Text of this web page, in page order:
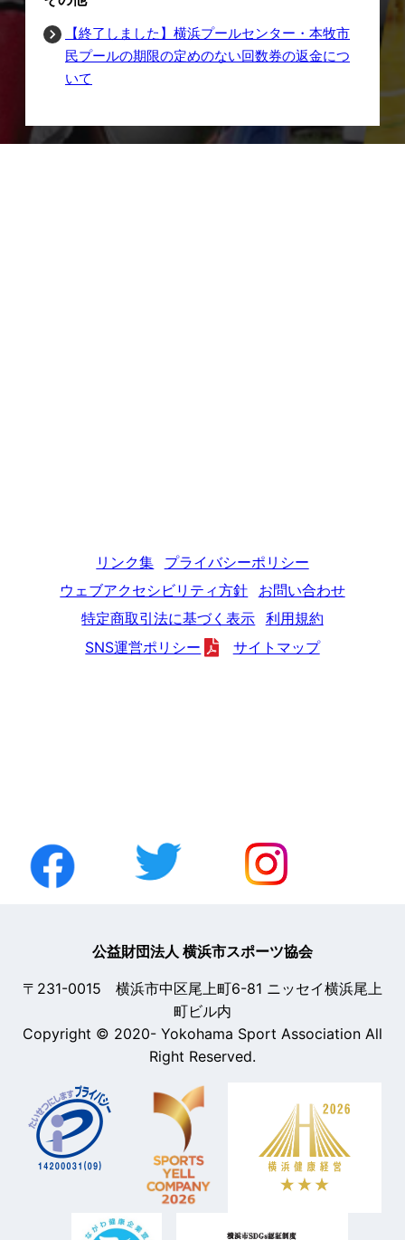
【終了しました】横浜プールセンター・本牧市
民プールの期限の定めのない回数券の返金につ
いて
リンク集
プライバシーポリシー
ウェブアクセシビリティ方針
お問い合わせ
特定商取引法に基づく表示 利用規約
SNS運営ポリシー
サイトマップ
公益財団法人 横浜市スポーツ協会
〒231-0015 横浜市中区尾上町6-81 ニッセイ横浜尾上
町ビル内
Copyright © 2020- Yokohama Sport Association All
Right Reserved.